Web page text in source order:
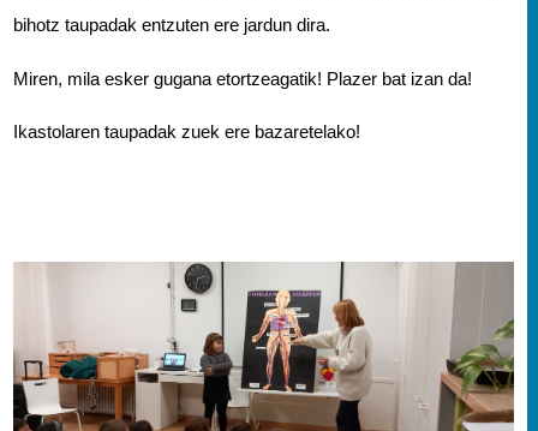
bihotz taupadak entzuten ere jardun dira.
Miren, mila esker gugana etortzeagatik! Plazer bat izan da!
Ikastolaren taupadak zuek ere bazaretelako!